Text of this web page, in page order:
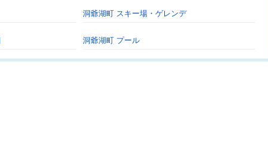
洞爺湖町 スキー場・ゲレンデ
洞爺湖町 プール